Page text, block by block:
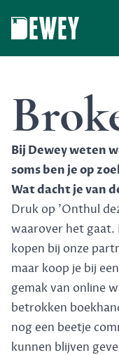
Bij Dewey weten
soms ben je op
Wat dacht je van
Druk op 'Onthul
waarover het gaat.
kopen bij onze
maar koop je bij
gemak van online
betrokken
nog een beetje
kunnen blijven